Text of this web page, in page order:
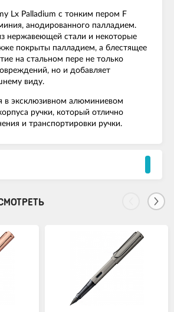
Lx Palladium с тонким пером F
анодированного палладием.
нержавеющей стали и некоторые
покрыты палладием, а блестящее
на стальном пере не только
но и добавляет
виду.
в эксклюзивном алюминиевом
ручки, который отлично
и транспортировки ручки.